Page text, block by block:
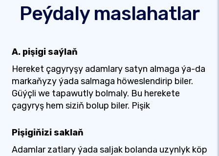
Peýdaly maslahatlar
A. pişigi saýlaň
Hereket çagyryşy adamlary satyn almaga ýa-da
markaňyzy ýada salmaga höweslendirip biler.
Güýçli we tapawutly bolmaly. Bu herekete
çagyryş hem siziň bolup biler. Pişik
Pişigiňizi saklaň
Adamlar zatlary ýada saljak bolanda uzynlyk köp